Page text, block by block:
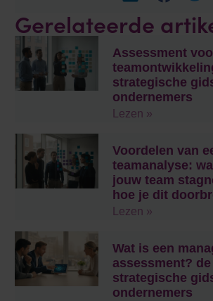
Gerelateerde
Assessment
strategische
ondernemers
Lezen »
Voordelen van
teamanalyse:
jouw team
hoe je dit
Lezen »
Wat is een
assessment? de
strategische
ondernemers